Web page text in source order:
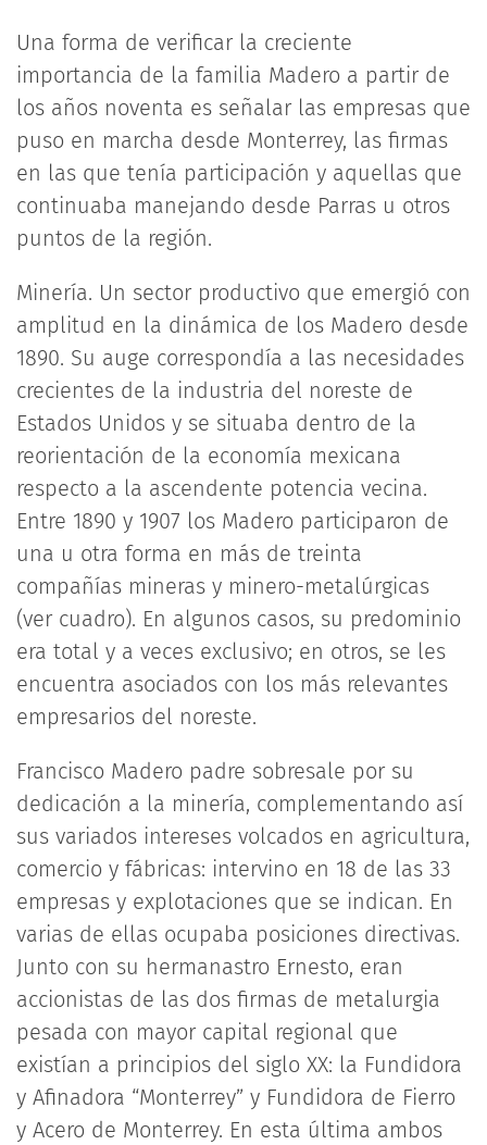
Una forma de verificar la creciente
importancia de la familia Madero a partir de
los años noventa es señalar las empresas que
puso en marcha desde Monterrey, las firmas
en las que tenía participación y aquellas que
continuaba manejando desde Parras u otros
puntos de la región.
Minería. Un sector productivo que emergió con
amplitud en la dinámica de los Madero desde
1890. Su auge correspondía a las necesidades
crecientes de la industria del noreste de
Estados Unidos y se situaba dentro de la
reorientación de la economía mexicana
respecto a la ascendente potencia vecina.
Entre 1890 y 1907 los Madero participaron de
una u otra forma en más de treinta
compañías mineras y minero-metalúrgicas
(ver cuadro). En algunos casos, su predominio
era total y a veces exclusivo; en otros, se les
encuentra asociados con los más relevantes
empresarios del noreste.
Francisco Madero padre sobresale por su
dedicación a la minería, complementando así
sus variados intereses volcados en agricultura,
comercio y fábricas: intervino en 18 de las 33
empresas y explotaciones que se indican. En
varias de ellas ocupaba posiciones directivas.
Junto con su hermanastro Ernesto, eran
accionistas de las dos firmas de metalurgia
pesada con mayor capital regional que
existían a principios del siglo XX: la Fundidora
y Afinadora “Monterrey” y Fundidora de Fierro
y Acero de Monterrey. En esta última ambos